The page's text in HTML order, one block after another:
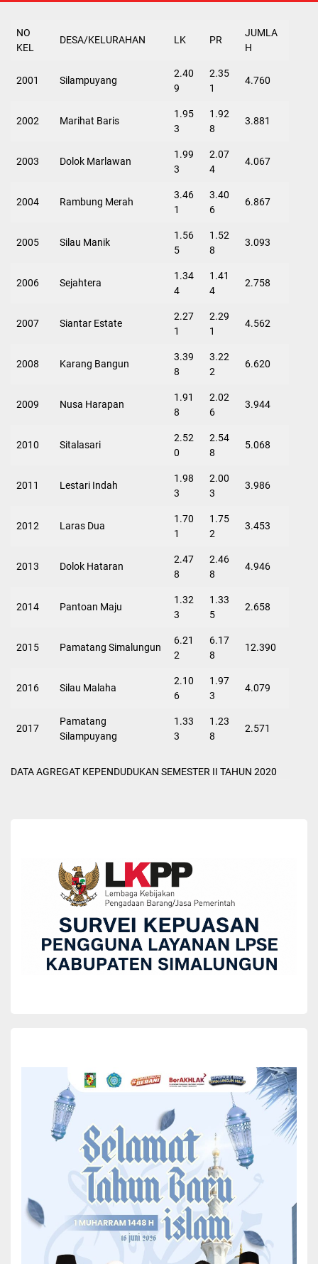
NO
KEL
DESA/KELURAHAN LK PR
JUMLA
H
2001 Silampuyang
2.40
9
2.35
1
4.760
2002 Marihat Baris
1.95
3
1.92
8
3.881
2003 Dolok Marlawan
1.99
3
2.07
4
4.067
2004 Rambung Merah
3.46
1
3.40
6
6.867
2005 Silau Manik
1.56
5
1.52
8
3.093
2006 Sejahtera
1.34
4
1.41
4
2.758
2007 Siantar Estate
2.27
1
2.29
1
4.562
2008 Karang Bangun
3.39
8
3.22
2
6.620
2009 Nusa Harapan
1.91
8
2.02
6
3.944
2010 Sitalasari
2.52
0
2.54
8
5.068
2011 Lestari Indah
1.98
3
2.00
3
3.986
2012 Laras Dua
1.70
1
1.75
2
3.453
2013 Dolok Hataran
2.47
8
2.46
8
4.946
2014 Pantoan Maju
1.32
3
1.33
5
2.658
2015 Pamatang Simalungun
6.21
2
6.17
8
12.390
2016 Silau Malaha
2.10
6
1.97
3
4.079
2017
Pamatang
Silampuyang
1.33
3
1.23
8
2.571
DATA AGREGAT KEPENDUDUKAN SEMESTER II TAHUN 2020